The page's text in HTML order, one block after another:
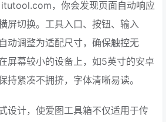
，你会发现页面自动响应
屏切换。工具入口、按钮、输入
动调整为适配尺寸，确保触控无
屏幕较小的设备上，如5英寸的安卓
持紧凑不拥挤，字体清晰易读。
设计，使爱图工具箱不仅适用于传